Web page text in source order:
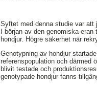
Syftet med denna studie var att
I början av den genomiska
hondjur. Högre säkerhet när
Genotypning av hondjur
referenspopulation och därmed
blivit testade och
genotypade hondjur fanns